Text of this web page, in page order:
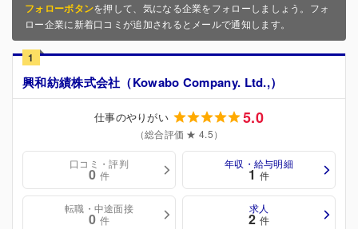
フォローボタンを押して、気になる企業をフォローしましょう。フォ
ロー企業に新着口コミが追加されるとメールで通知します。
1
興和紡績株式会社（Kowabo Company. Ltd.,）
仕事のやりがい 5.0
（総合評価 ★ 4.5）
口コミ・評判
0 件
年収・給与明細
1 件
転職・中途面接
0 件
求人
2 件